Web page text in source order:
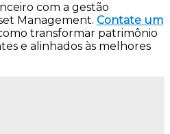
com a gestão
Management. Contate um
transformar patrimônio
e alinhados às melhores